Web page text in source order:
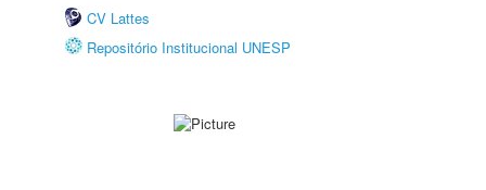
CV Lattes
Repositório Institucional UNESP